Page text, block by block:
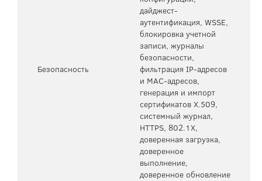
Безопасность
дайджест-
аутентификация, WSSE,
блокировка учетной
записи, журналы
безопасности,
фильтрация IP-адресов
и MAC-адресов,
генерация и импорт
сертификатов X.509,
системный журнал,
HTTPS, 802.1X,
доверенная загрузка,
доверенное
выполнение,
доверенное обновление